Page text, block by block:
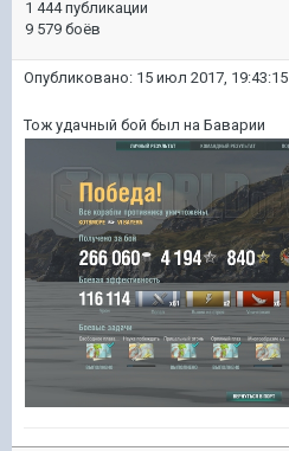
1 444 публикации
9 579 боёв
Опубликовано: 15 июл 2017, 19:43:15
Тож удачный бой был на Баварии